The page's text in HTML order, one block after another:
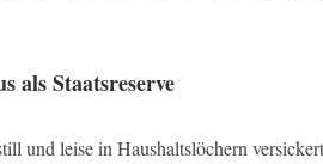
als Staatsreserve
und leise in Haushaltslöchern